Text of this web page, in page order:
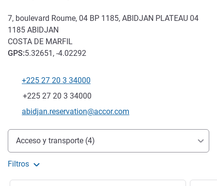
7, boulevard Roume, 04 BP 1185, ABIDJAN PLATEAU 04
1185 ABIDJAN
COSTA DE MARFIL
GPS:5.32651, -4.02292
Teléfono
+225 27 20 3 34000
Fax
+225 27 20 3 34000
Correo electrónico de contacto
abidjan.reservation@accor.com
Acceso y transporte
Acceso y transporte (4)
Filtros